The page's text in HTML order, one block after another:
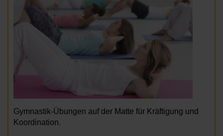
Gymnastik-Übungen auf der Matte für Kräftigung und
Koordination.